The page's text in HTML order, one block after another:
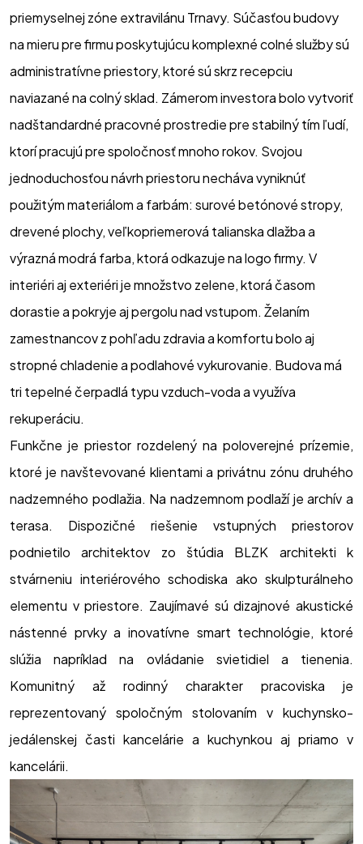
priemyselnej zóne extravilánu Trnavy. Súčasťou budovy
na mieru pre firmu poskytujúcu komplexné colné služby sú
administratívne priestory, ktoré sú skrz recepciu
naviazané na colný sklad. Zámerom investora bolo vytvoriť
nadštandardné pracovné prostredie pre stabilný tím ľudí,
ktorí pracujú pre spoločnosť mnoho rokov. Svojou
jednoduchosťou návrh priestoru necháva vyniknúť
použitým materiálom a farbám: surové betónové stropy,
drevené plochy, veľkopriemerová talianska dlažba a
výrazná modrá farba, ktorá odkazuje na logo firmy. V
interiéri aj exteriéri je množstvo zelene, ktorá časom
dorastie a pokryje aj pergolu nad vstupom. Želaním
zamestnancov z pohľadu zdravia a komfortu bolo aj
stropné chladenie a podlahové vykurovanie. Budova má
tri tepelné čerpadlá typu vzduch-voda a využíva
rekuperáciu.
Funkčne je priestor rozdelený na poloverejné prízemie,
ktoré je navštevované klientami a privátnu zónu druhého
nadzemného podlažia. Na nadzemnom podlaží je archív a
terasa. Dispozičné riešenie vstupných priestorov
podnietilo architektov zo štúdia BLZK architekti k
stvárneniu interiérového schodiska ako skulpturálneho
elementu v priestore. Zaujímavé sú dizajnové akustické
nástenné prvky a inovatívne smart technológie, ktoré
slúžia napríklad na ovládanie svietidiel a tienenia.
Komunitný až rodinný charakter pracoviska je
reprezentovaný spoločným stolovaním v kuchynsko-
jedálenskej časti kancelárie a kuchynkou aj priamo v
kancelárii.